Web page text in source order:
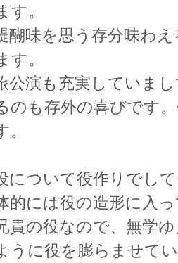
す。
醐味を思う存分味わ
す。
公演も充実していま
のも存外の喜びです
について役作りでし
的には役の造形に入
貴の役なので、無学
うに役を膨らませて